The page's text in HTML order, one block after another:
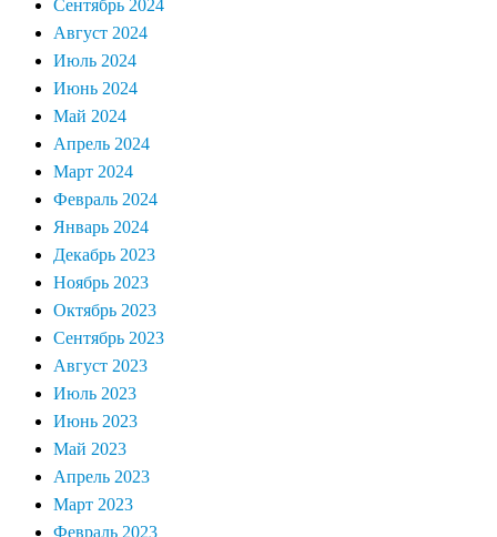
Сентябрь 2024
Август 2024
Июль 2024
Июнь 2024
Май 2024
Апрель 2024
Март 2024
Февраль 2024
Январь 2024
Декабрь 2023
Ноябрь 2023
Октябрь 2023
Сентябрь 2023
Август 2023
Июль 2023
Июнь 2023
Май 2023
Апрель 2023
Март 2023
Февраль 2023